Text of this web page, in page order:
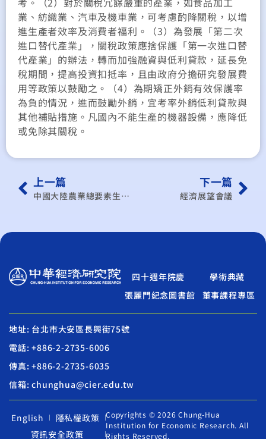
業、紡織業、汽車及機車業，可考慮酌降關稅，以增
進生產者效率及消費者福利。（3）為發展「第二次
進口替代產業」，關稅政策應捨保護「第一次進口替
代產業」的辦法，轉而加強融資與低利貸款，延長免
稅期間，提高投資扣抵率，且由政府分擔研究發展費
用等政策以鼓勵之。（4）為期矯正外銷有效保護率
為負的情況，進而鼓勵外銷，宜考率外銷低利貸款與
其他補貼措施。凡國內不能生產的機器設備，應降低
或免除其關稅。
上一篇
中國大陸農業總要素生產力之變化（1953～1979年）──區域性之研究
下一篇
經濟展望會議
四十週年院慶
學術典藏
張麗門紀念圖書館
董事課程專區
地址: 台北市大安區長興街75號
電話: +886-2-2735-6006
傳真: +886-2-2735-6035
信箱: chunghua@cier.edu.tw
English
隱私權政策
資訊安全政策
Copyrights © 2026 Chung-Hua
Institution for Economic Research. All
Rights Reserved.